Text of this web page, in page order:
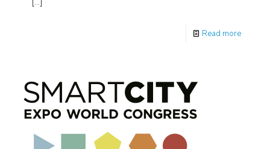
[…]
Read more